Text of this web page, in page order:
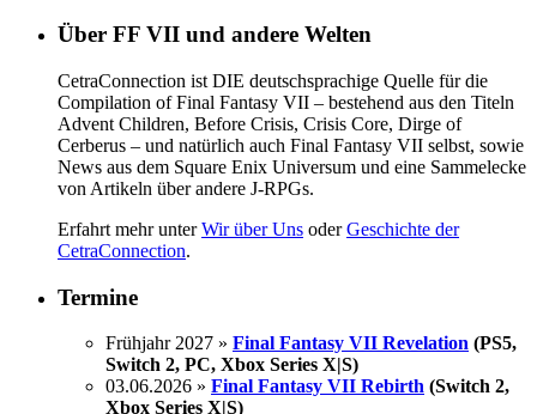
Über FF VII und andere Welten
CetraConnection ist DIE deutschsprachige Quelle für die
Compilation of Final Fantasy VII – bestehend aus den Titeln
Advent Children, Before Crisis, Crisis Core, Dirge of
Cerberus – und natürlich auch Final Fantasy VII selbst, sowie
News aus dem Square Enix Universum und eine Sammelecke
von Artikeln über andere J-RPGs.
Erfahrt mehr unterWir über Uns oderGeschichte der
CetraConnection.
Termine
Frühjahr 2027 » Final Fantasy VII Revelation (PS5,
Switch 2, PC, Xbox Series X|S)
03.06.2026 » Final Fantasy VII Rebirth (Switch 2,
Xbox Series X|S)